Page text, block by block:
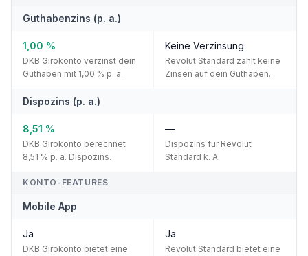
Guthabenzins (p. a.)
1,00 %
DKB Girokonto verzinst dein
Guthaben mit 1,00 % p. a.
Keine Verzinsung
Revolut Standard zahlt keine
Zinsen auf dein Guthaben.
Dispozins (p. a.)
8,51 %
DKB Girokonto berechnet
8,51 % p. a. Dispozins.
—
Dispozins für Revolut
Standard k. A.
KONTO-FEATURES
Mobile App
Ja
DKB Girokonto bietet eine
Ja
Revolut Standard bietet eine